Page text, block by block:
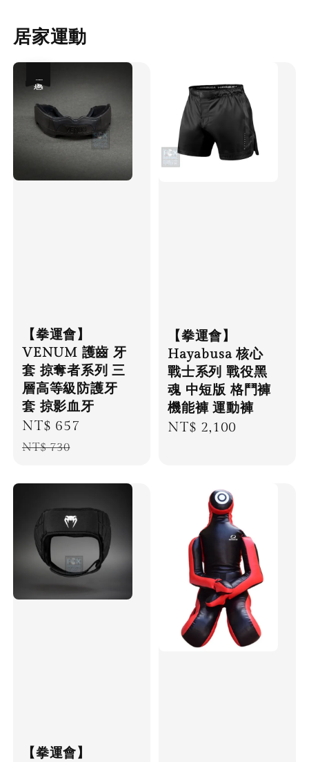
居家運動
【拳運會】
VENUM 護齒 牙
套 掠奪者系列 三
層高等級防護牙
套 掠影血牙
Sale
price
NT$ 657
NT$ 730
【拳運會】
Hayabusa 核心
戰士系列 戰役黑
魂 中短版 格鬥褲
機能褲 運動褲
Regular
NT$ 2,100
【拳運會】